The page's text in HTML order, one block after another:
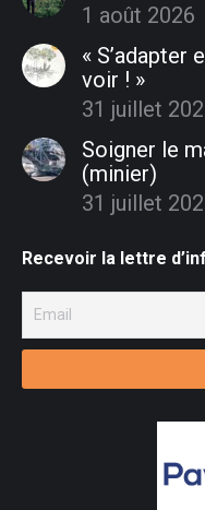
1 août 2026
« S’adapter
voir ! »
31 juillet
Soigner le
(minier)
31 juillet
Recevoir la lettre